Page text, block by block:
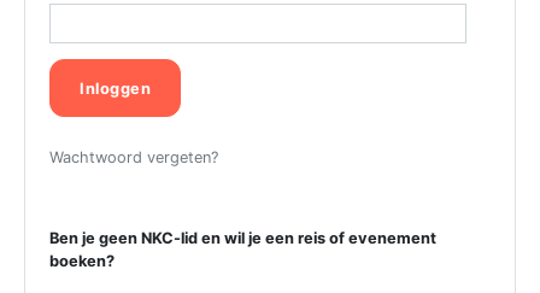
Inloggen
Wachtwoord vergeten?
Ben je geen NKC-lid en wil je een reis of evenement
boeken?